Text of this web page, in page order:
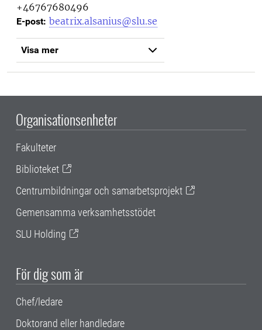
+46767680496
E-post: beatrix.alsanius@slu.se
Visa mer
Organisationsenheter
Fakulteter
Biblioteket
Centrumbildningar och samarbetsprojekt
Gemensamma verksamhetsstödet
SLU Holding
För dig som är
Chef/ledare
Doktorand eller handledare